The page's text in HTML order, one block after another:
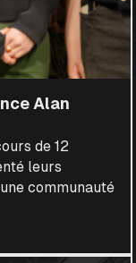
Alan
de 12
leurs
communauté